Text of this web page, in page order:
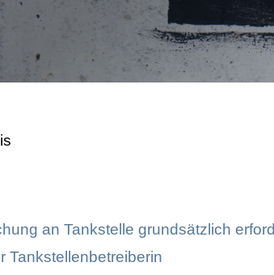
an Tankstelle grundsätzlich
Tankstellenbetreiberin